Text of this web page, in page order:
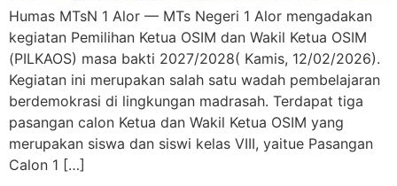
Humas MTsN 1 Alor — MTs Negeri 1 Alor mengadakan
kegiatan Pemilihan Ketua OSIM dan Wakil Ketua OSIM
(PILKAOS) masa bakti 2027/2028( Kamis, 12/02/2026).
Kegiatan ini merupakan salah satu wadah pembelajaran
berdemokrasi di lingkungan madrasah. Terdapat tiga
pasangan calon Ketua dan Wakil Ketua OSIM yang
merupakan siswa dan siswi kelas VIII, yaitue Pasangan
Calon 1 […]